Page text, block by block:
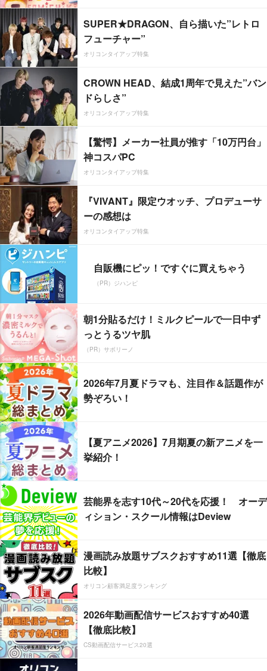
SUPER★DRAGON、自ら描いた”レトロ
フューチャー”
オリコンタイアップ特集
CROWN HEAD、結成1周年で見えた”バン
ドらしさ”
オリコンタイアップ特集
【驚愕】メーカー社員が推す「10万円台」
神コスパPC
オリコンタイアップ特集
『VIVANT』限定ウオッチ、プロデューサ
ーの感想は
オリコンタイアップ特集
自販機にピッ！ですぐに買えちゃう
（PR）ジハンピ
朝1分貼るだけ！ミルクピールで一日中ず
っとうるツヤ肌
（PR）サボリーノ
2026年7月夏ドラマも、注目作＆話題作が
勢ぞろい！
【夏アニメ2026】7月期夏の新アニメを一
挙紹介！
芸能界を志す10代～20代を応援！ オーデ
ィション・スクール情報はDeview
漫画読み放題サブスクおすすめ11選【徹底
比較】
オリコン顧客満足度ランキング
2026年動画配信サービスおすすめ40選
【徹底比較】
CS動画配信サービス20選